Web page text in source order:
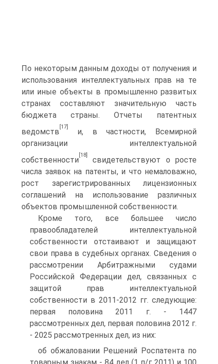
По некоторым данным доходы от получения и
использования интеллектуальных прав на те
или иные объекты в промышленно развитых
странах составляют значительную часть
бюджета страны. Отчеты патентных
ведомств
[17]
и, в частности, Всемирной
организации интеллектуальной
собственности
[18]
свидетельствуют о росте
числа заявок на патенты, и что немаловажно,
рост зарегистрированных лицензионных
соглашений на использование различных
объектов промышленной собственности.
Кроме того, все большее число
правообладателей интеллектуальной
собственности отстаивают и защищают
свои права в судебных органах. Сведения о
рассмотрении Арбитражными судами
Российской Федерации дел, связанных с
защитой прав интеллектуальной
собственности в 2011-2012 гг. следующие:
первая половина 2011 г. - 1447
рассмотренных дел, первая половина 2012 г.
- 2025 рассмотренных дел, из них:
об обжаловании Решений Роспатента по
товарным знакам - 84 дел (1 п/г 2011) и 100